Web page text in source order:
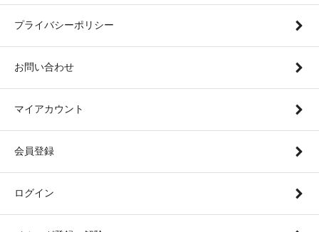
プライバシーポリシー
お問い合わせ
マイアカウント
会員登録
ログイン